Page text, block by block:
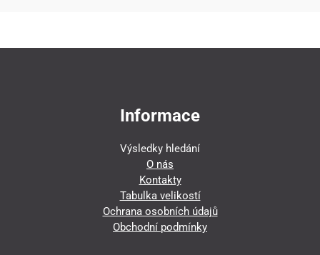
Informace
Výsledky hledání
O nás
Kontakty
Tabulka velikostí
Ochrana osobních údajů
Obchodní podmínky